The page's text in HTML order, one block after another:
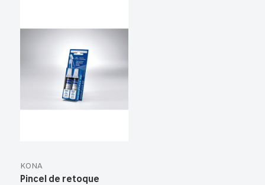
KONA
Pincel de retoque